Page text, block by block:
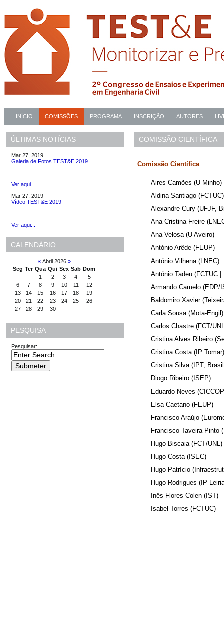
INÍCIO COMISSÕES PROGRAMA INSCRIÇÃO AUTORES
ÚLTIMAS NOTÍCIAS
Mar 27, 2019
Galeria de Fotos TEST&E 2019
Ver aqui...
Mar 27, 2019
Vídeo TEST&E 2019
Ver aqui...
CALENDÁRIO
«Abril 2026 »
Seg Ter Qua Qui Sex Sab Dom
1
2 3 4
5
6
7 8 9 10 11
12
13
14 15 16 17 18
19
20
21 22 23 24 25
26
27
28 29 30
PESQUISA
Pesquisar:
COMISSÃO CIENTÍFICA
Comissão Científica
Aires Camões (U Minho)
Aldina Santiago (FCTUC)
Alexandre Cury (UFJF,
Ana Cristina Freire
Ana Velosa (U Aveiro)
António Arêde (FEUP)
António Vilhena (LNEC)
António Tadeu (FCTUC |
Armando Camelo (EDP/
Baldomiro Xavier
Carla Sousa (Mota-Engil)
Carlos Chastre (FCT/
Cristina Alves Ribeiro
Cristina Costa (IP Tomar)
Cristina Silva (IPT,
Diogo Ribeiro (ISEP)
Eduardo Neves
Elsa Caetano (FEUP)
Francisco Araújo
Francisco Taveira Pinto
Hugo Biscaia (FCT/UNL)
Hugo Costa (ISEC)
Hugo Patrício
Hugo Rodrigues (IP
Inês Flores Colen (IST)
Isabel Torres (FCTUC)